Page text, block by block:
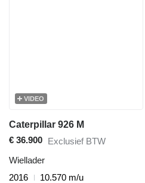
VIDEO
Caterpillar 926 M
€ 36.900 Exclusief BTW
Wiellader
2016
10.570 m/u